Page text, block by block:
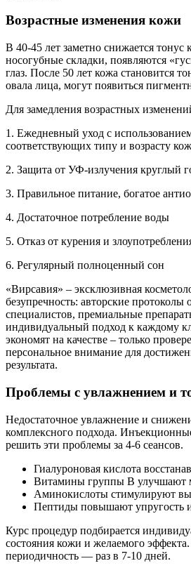
Возрастные изменения кожи
В 40-45 лет заметно снижается тонус
носогубные складки, появляются
глаз. После 50 лет кожа становится
овала лица, могут появиться
Для замедления возрастных
1. Ежедневный уход с
соответствующих типу и возрасту
2. Защита от УФ-излучения круглый
3. Правильное питание, богатое
4. Достаточное потребление воды
5. Отказ от курения и
6. Регулярный полноценный сон
«Вирсавия» – эксклюзивная
безупречность: авторские протоколы
специалистов, премиальные
индивидуальный подход к каждому
экономят на качестве – только
персональное внимание для
результата.
Проблемы с увлажнением и
Недостаточное увлажнение и
комплексного подхода.
решить эти проблемы за 4-6 сеансов.
Гиалуроновая кислота
Витамины группы B улучшают
Аминокислоты стимулируют
Пептиды повышают упругость и
Курс процедур подбирается
состояния кожи и желаемого
периодичность — раз в 7-10 дней.